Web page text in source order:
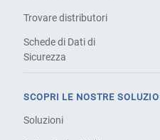
Trovare distributori
Schede di Dati di
Sicurezza
SCOPRI LE NOSTRE
Soluzioni